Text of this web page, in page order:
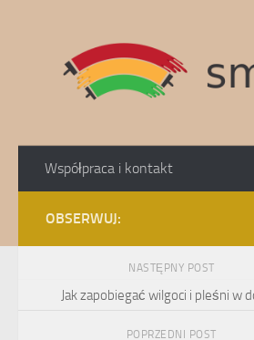
Współpraca i kontakt
OBSERWUJ:
NASTĘPNY POST
Jak zapobiegać wilgoci i pleśni w
POPRZEDNI POST